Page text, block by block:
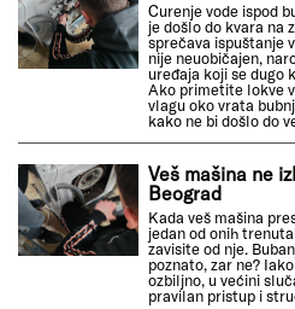
Curenje vode ispod
je došlo do kvara na
sprečava ispuštanje
nije neuobičajen,
uređaja koji se dugo
Ako primetite lokve
vlagu oko vrata
kako ne bi došlo do
Veš mašina ne
Beograd
Kada veš mašina
jedan od onih
zavisite od nje.
poznato, zar ne?
ozbiljno, u većini
pravilan pristup i